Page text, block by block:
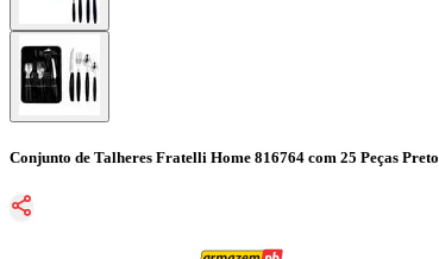
Conjunto de Talheres Fratelli Home 816764 com 25 Peças Preto